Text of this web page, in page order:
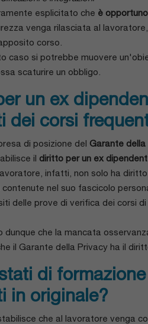
esplicitato che è
venga rilasciata al
corso.
caso si potrebbe muovere
scaturire un obbligo.
un ex
dei corsi
di posizione del Garante della
il diritto per un ex
lavoratore, infatti, non solo ha
contenute nel suo fascicolo
delle prove di verifica dei corsi
dunque che la mancata
il Garante della Privacy ha il
di
in originale?
che al lavoratore venga